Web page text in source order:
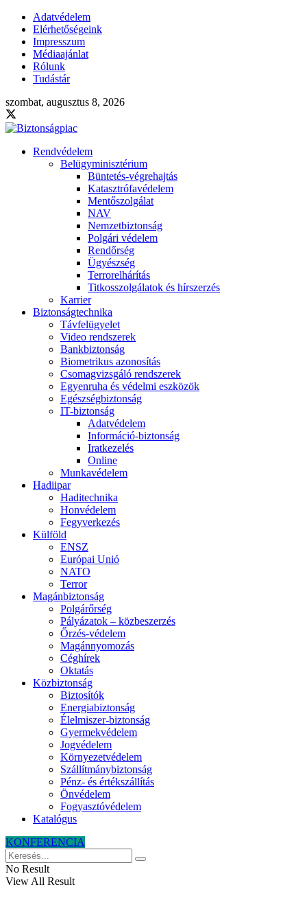
Adatvédelem
Elérhetőségeink
Impresszum
Médiaajánlat
Rólunk
Tudástár
szombat, augusztus 8, 2026
Rendvédelem
Belügyminisztérium
Büntetés-végrehajtás
Katasztrófavédelem
Mentőszolgálat
NAV
Nemzetbiztonság
Polgári védelem
Rendőrség
Ügyészség
Terrorelhárítás
Titkosszolgálatok és hírszerzés
Karrier
Biztonságtechnika
Távfelügyelet
Video rendszerek
Bankbiztonság
Biometrikus azonosítás
Csomagvizsgáló rendszerek
Egyenruha és védelmi eszközök
Egészségbiztonság
IT-biztonság
Adatvédelem
Információ-biztonság
Iratkezelés
Online
Munkavédelem
Hadiipar
Haditechnika
Honvédelem
Fegyverkezés
Külföld
ENSZ
Európai Unió
NATO
Terror
Magánbiztonság
Polgárőrség
Pályázatok – közbeszerzés
Őrzés-védelem
Magánnyomozás
Céghírek
Oktatás
Közbiztonság
Biztosítók
Energiabiztonság
Élelmiszer-biztonság
Gyermekvédelem
Jogvédelem
Környezetvédelem
Szállítmánybiztonság
Pénz- és értékszállítás
Önvédelem
Fogyasztóvédelem
Katalógus
KONFERENCIA
No Result
View All Result